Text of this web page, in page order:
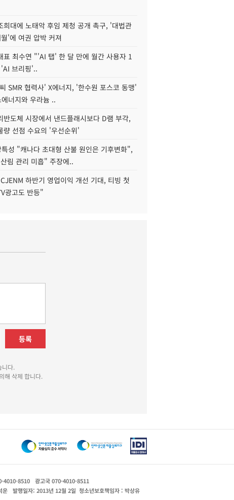
희대에 노태악 후임 제청 공개 촉구, '대법관
'에 여권 압박 커져
표 최수연 "'AI 탭' 한 달 만에 월간 사용자 1
브리핑'..
SMR 협력사' X에너지, '한수원 포스코 동맹'
너지와 우라늄 ..
반도체 시장에서 낸드플래시보다 D램 부각,
량 선점 수요의 '우선순위'
성 "캐나다 초대형 산불 원인은 기후변화",
림 관리 미흡" 주장에..
하반기 영업이익 개선 기대, 티빙 첫
광고도 반등"
등록
다.
해 삭제 합니다.
4010-8510
광고국 070-4010-8511
운 발행일자: 2013년 12월 2일 청소년보호책임자 : 박상유